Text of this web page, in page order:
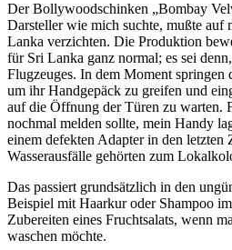
Der Bollywoodschinken „Bombay
Darsteller wie mich suchte, mußte
Lanka verzichten. Die Produktion
für Sri Lanka ganz normal; es sei
Flugzeuges. In dem Moment springen
um ihr Handgepäck zu greifen und
auf die Öffnung der Türen zu warten.
nochmal melden sollte, mein Handy
einem defekten Adapter in den letzten
Wasserausfälle gehörten zum
Das passiert grundsätzlich in den
Beispiel mit Haarkur oder Shampoo
Zubereiten eines Fruchtsalats, wenn
waschen möchte.